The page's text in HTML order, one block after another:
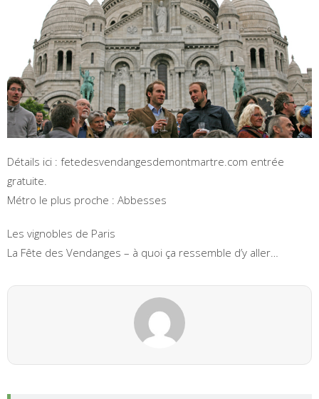
Détails ici : fetedesvendangesdemontmartre.com entrée
gratuite.
Métro le plus proche : Abbesses
Les vignobles de Paris
La Fête des Vendanges – à quoi ça ressemble d’y aller…